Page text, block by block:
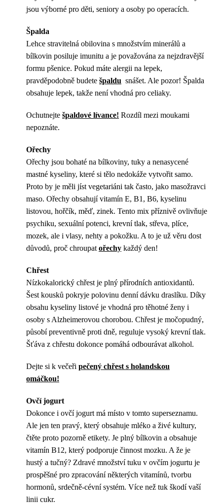
jsou výborné pro děti, seniory a osoby po operacích.
Špalda
Lehce stravitelná obilovina s množstvím minerálů a
bílkovin posiluje imunitu a je považována za nejzdravější
formu pšenice. Pokud máte alergii na lepek,
pravděpodobně budete špaldu snášet. Ale pozor! Špalda
obsahuje lepek, takže není vhodná pro celiaky.
Ochutnejte špaldové lívance! Rozdíl mezi moukami
nepoznáte.
Ořechy
Ořechy jsou bohaté na bílkoviny, tuky a nenasycené
mastné kyseliny, které si tělo nedokáže vytvořit samo.
Proto by je měli jíst vegetariáni tak často, jako masožravci
maso. Ořechy obsahují vitamín E, B1, B6, kyselinu
listovou, hořčík, měď, zinek. Tento mix příznivě ovlivňuje
psychiku, sexuální potenci, krevní tlak, střeva, plíce,
mozek, ale i vlasy, nehty a pokožku. A to je už věru dost
důvodů, proč chroupatořechy každý den!
Chřest
Nízkokalorický chřest je plný přírodních antioxidantů.
Šest kousků pokryje polovinu denní dávku draslíku. Díky
obsahu kyseliny listové je vhodná pro těhotné ženy i
osoby s Alzheimerovou chorobou. Chřest je močopudný,
působí preventivně proti dně, reguluje vysoký krevní tlak.
Šťáva z chřestu dokonce pomáhá odbourávat alkohol.
Dejte si k večeři pečený chřest s holandskou
omáčkou!
Ovčí jogurt
Dokonce i ovčí jogurt má místo v tomto superseznamu.
Ale jen ten pravý, který obsahuje mléko a živé kultury,
čtěte proto pozorně etikety. Je plný bílkovin a obsahuje
vitamín B12, který podporuje činnost mozku. A že je
hustý a tučný? Zdravé množství tuku v ovčím jogurtu je
prospěšné pro zpracování některých vitamínů, tvorbu
hormonů, srdečně-cévní systém. Více než tuk škodí vaší
linii cukr.